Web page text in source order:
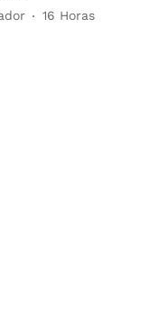
16 Horas